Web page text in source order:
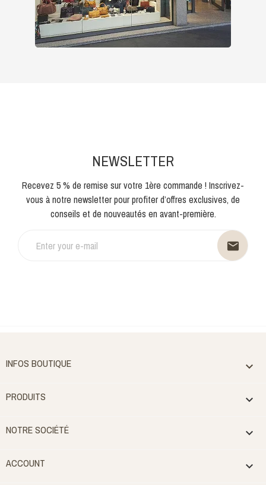
NEWSLETTER
Recevez 5 % de remise sur votre 1ère commande ! Inscrivez-
vous à notre newsletter pour profiter d’offres exclusives, de
conseils et de nouveautés en avant-première.
email
INFOS BOUTIQUE 
PRODUITS 
NOTRE SOCIÉTÉ 
ACCOUNT 